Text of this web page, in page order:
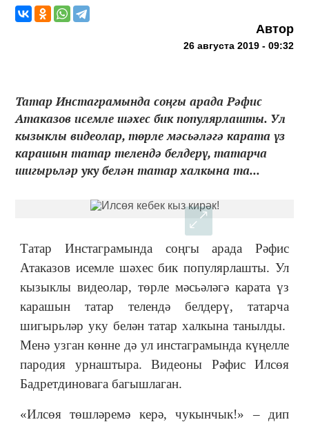
Автор
26 августа 2019 - 09:32
Татар Инстаграмында соңгы арада Рәфис
Атаказов исемле шәхес бик популярлашты. Ул
кызыклы видеолар, төрле мәсьәләгә карата үз
карашын татар телендә белдерү, татарча
шигырьләр уку белән татар халкына та...
Татар Инстаграмында соңгы арада Рәфис
Атаказов исемле шәхес бик популярлашты. Ул
кызыклы видеолар, төрле мәсьәләгә карата үз
карашын татар телендә белдерү, татарча
шигырьләр уку белән татар халкына танылды.
Менә узган көнне дә ул инстаграмында күңелле
пародия урнаштыра. Видеоны Рәфис Илсөя
Бадретдиновага багышлаган.
«Илсөя төшләремә керә, чукынчык!» – дип